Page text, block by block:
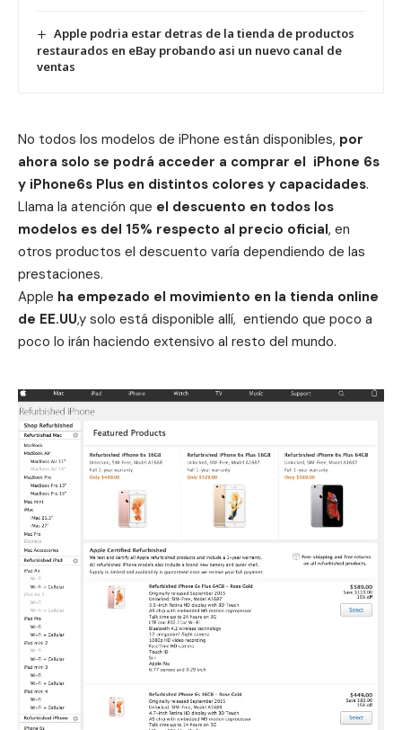
Apple podria estar detras de la tienda de productos
restaurados en eBay probando asi un nuevo canal de
ventas
No todos los modelos de iPhone están disponibles, por
ahora solo se podrá acceder a comprar el iPhone 6s
y iPhone6s Plus en distintos colores y capacidades.
Llama la atención que el descuento en todos los
modelos es del 15% respecto al precio oficial, en
otros productos el descuento varía dependiendo de las
prestaciones.
Apple ha empezado el movimiento en la tienda online
de EE.UU,y solo está disponible allí, entiendo que poco a
poco lo irán haciendo extensivo al resto del mundo.